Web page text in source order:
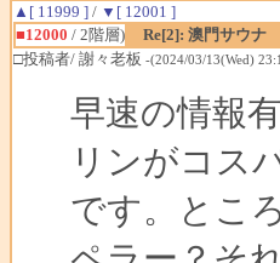
▲[ 11999 ] / ▼[ 12001 ]
■12000 / 2階層)
Re[2]: 澳門サウナ
□投稿者/ 謝々老板 -(2024/03/13(Wed)
早速の情報
リンがコス
です。とこ